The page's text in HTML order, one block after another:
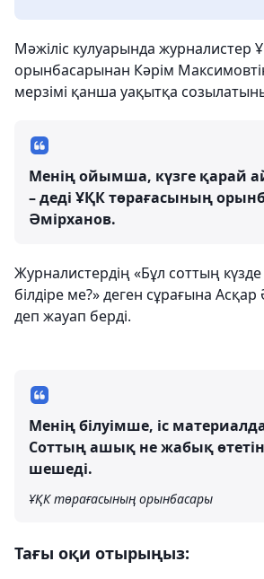
Мәжіліс кулуарында журналистер
орынбасарынан Кәрім
мерзімі қанша уақытқа
Менің ойымша, күзге қарай
– деді ҰҚК төрағасының
Әмірханов.
Журналистердің «Бұл соттың
білдіре ме?» деген сұрағына
деп жауап берді.
Менің білуімше, іс
Соттың ашық не жабық
шешеді.
ҰҚК төрағасының орынбасары
Тағы оқи отырыңыз: